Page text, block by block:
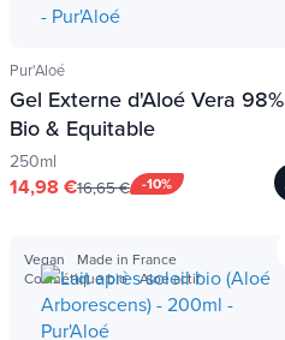
Pur'Aloé
Gel Externe d'Aloé Vera 98%
Bio & Equitable
250ml
-10%
14,98 €16,65 €
Vegan
Made in France
Cosmétique bio Aloe actif